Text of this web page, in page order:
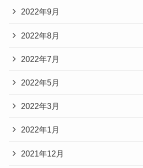
2022年9月
2022年8月
2022年7月
2022年5月
2022年3月
2022年1月
2021年12月